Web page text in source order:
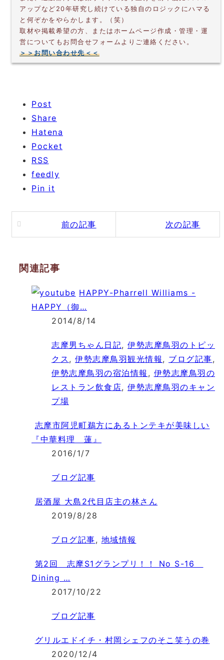
アップなど20年研究し続けている独自のロジックにハマる
と何ぞかをやらかします。（笑）
取材や掲載希望の方、またはホームページ作成・管理・運
営についてもお問合せフォームよりご連絡ください。
＞＞お問い合わせ先＜＜
Post
Share
Hatena
Pocket
RSS
feedly
Pin it
前の記事 次の記事
関連記事
HAPPY-Pharrell Williams -
HAPPY（御…
2014/8/14
志摩男ちゃん日記, 伊勢志摩鳥羽のトピッ
クス , 伊勢志摩鳥羽観光情報 , ブログ記事,
伊勢志摩鳥羽の宿泊情報 , 伊勢志摩鳥羽の
レストラン飲食店, 伊勢志摩鳥羽のキャン
プ場
志摩市阿児町鵜方にあるトンテキが美味しい
『中華料理 蓮』
2016/1/7
ブログ記事
居酒屋 大島2代目店主の林さん
2019/8/28
ブログ記事, 地域情報
第2回 志摩S1グランプリ！！ No S-16
Dining …
2017/10/22
ブログ記事
グリルエドイチ・村岡シェフのそこ笑うの巻
2020/12/4